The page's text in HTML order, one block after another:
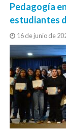
Pedagogía
estudiantes
16 de junio de